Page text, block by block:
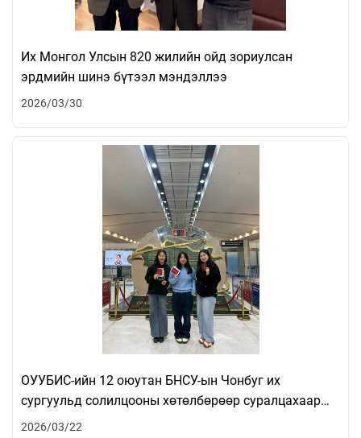
Их Монгол Улсын 820 жилийн ойд зориулсан
эрдмийн шинэ бүтээл мэндэллээ
2026/03/30
ОУУБИС-ийн 12 оюутан БНСУ-ын Чонбуг их
сургуульд солилцооны хөтөлбөрөөр суралцахаар
мордлоо
2026/03/22